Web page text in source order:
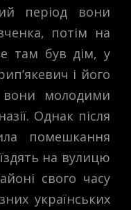
період вони
потім на
там був дім, у
і його
вони молодими
Однак після
помешкання
на вулицю
свого часу
українських